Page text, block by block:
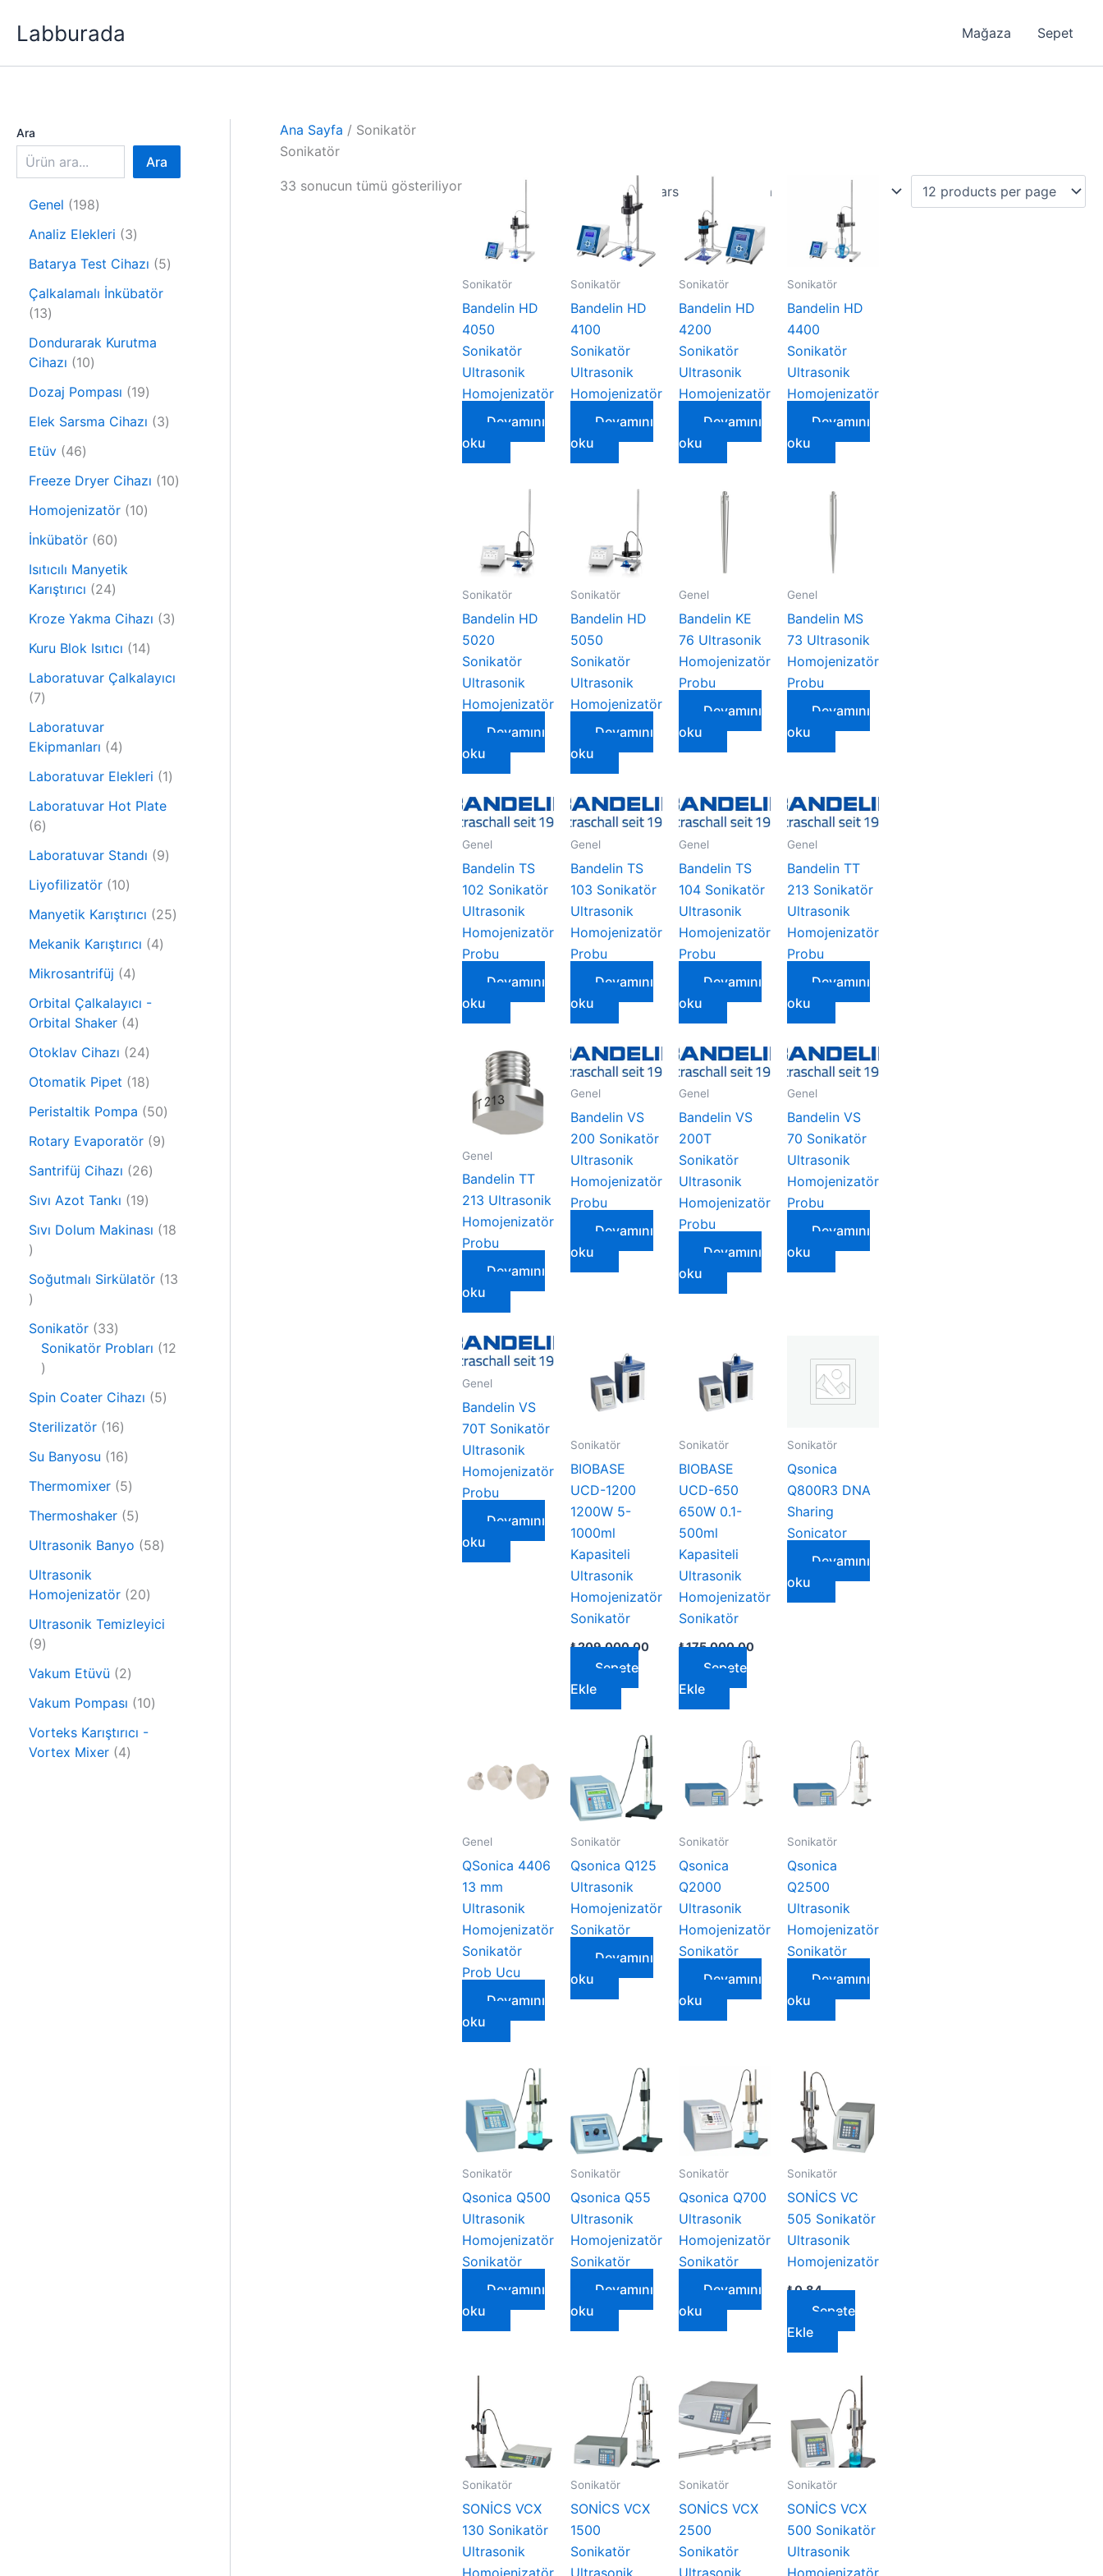
Labburada Mağaza Sepet
Ara
Ara
Genel 1981
8
ü
ü
Analiz Elekleri 33
r
ü
Batarya Test Cihazı 55
Çalkalamalı İnkübatör
131
ü
r
ü
Dondurarak Kurutma
Cihazı
101
ü
r
Dozaj Pompası 191
ü
n
Elek Sarsma Cihazı 33
ü
Etüv 464
ü
r
n
Freeze Dryer Cihazı 101
Homojenizatör 101
İnkübatör 606
ü
r
ü
Isıtıcılı Manyetik
Karıştırıcı
242
ü
r
n
Kroze Yakma Cihazı 33
ü
Kuru Blok Isıtıcı 141
ü
Laboratuvar Çalkalayıcı
77
r
ü
n
Laboratuvar
Ekipmanları
44
r
ü
Laboratuvar Elekleri 11
n
Laboratuvar Hot Plate
66
r
ü
Laboratuvar Standı 99
ü
Liyofilizatör 101
ü
r
n
Manyetik Karıştırıcı 252
Mekanik Karıştırıcı 44
Mikrosantrifüj 44
r
ü
n
Orbital Çalkalayıcı -
Orbital Shaker 44
r
ü
Otoklav Cihazı 242
ü
r
n
Otomatik Pipet 181
ü
r
n
Peristaltik Pompa 505
ü
Rotary Evaporatör 99
Santrifüj Cihazı 262
r
Sıvı Azot Tankı 191
ü
ü
Sıvı Dolum Makinası
18
1
ü
r
ü
Soğutmalı Sirkülatör 13
1
ü
n
Sonikatör 333
3
ü
n
Sonikatör Probları
12
1
ü
r
n
Spin Coater Cihazı 55
Sterilizatör 161
ü
r
n
Su Banyosu 161
ü
r
n
Thermomixer 55
r
ü
Thermoshaker 55
n
Ultrasonik Banyo 585
ü
Ultrasonik
Homojenizatör 202
ü
Ultrasonik Temizleyici
99
r
ü
Vakum Etüvü 22
r
ü
n
Vakum Pompası 101
Vorteks Karıştırıcı -
Vortex Mixer 44
Ana Sayfa / Sonikatör
Sonikatör
33 sonucun tümü gösteriliyor
Sonikatör
Bandelin HD
4050
Sonikatör
Ultrasonik
Homojenizatör
Devamını
oku
Sonikatör
Bandelin HD
4100
Sonikatör
Ultrasonik
Homojenizatör
Devamını
oku
Sonikatör
Bandelin HD
4200
Sonikatör
Ultrasonik
Homojenizatör
Devamını
oku
Sonikatör
Bandelin HD
4400
Sonikatör
Ultrasonik
Homojenizatör
Devamını
oku
Sonikatör
Bandelin HD
5020
Sonikatör
Ultrasonik
Homojenizatör
Devamını
oku
Sonikatör
Bandelin HD
5050
Sonikatör
Ultrasonik
Homojenizatör
Devamını
oku
Genel
Bandelin KE
76 Ultrasonik
Homojenizatör
Probu
Devamını
oku
Genel
Bandelin MS
73 Ultrasonik
Homojenizatör
Probu
Devamını
oku
Genel
Bandelin TS
102 Sonikatör
Ultrasonik
Homojenizatör
Probu
Devamını
oku
Genel
Bandelin TS
103 Sonikatör
Ultrasonik
Homojenizatör
Probu
Devamını
oku
Genel
Bandelin TS
104 Sonikatör
Ultrasonik
Homojenizatör
Probu
Devamını
oku
Genel
Bandelin TT
213 Sonikatör
Ultrasonik
Homojenizatör
Probu
Devamını
oku
Genel
Bandelin TT
213 Ultrasonik
Homojenizatör
Probu
Devamını
oku
Genel
Bandelin VS
200 Sonikatör
Ultrasonik
Homojenizatör
Probu
Devamını
oku
Genel
Bandelin VS
200T
Sonikatör
Ultrasonik
Homojenizatör
Probu
Devamını
oku
Genel
Bandelin VS
70 Sonikatör
Ultrasonik
Homojenizatör
Probu
Devamını
oku
Genel
Bandelin VS
70T Sonikatör
Ultrasonik
Homojenizatör
Probu
Devamını
oku
Sonikatör
BIOBASE
UCD-1200
1200W 5-
1000ml
Kapasiteli
Ultrasonik
Homojenizatör
Sonikatör
₺209.000,00
Sepete
Ekle
Sonikatör
BIOBASE
UCD-650
650W 0.1-
500ml
Kapasiteli
Ultrasonik
Homojenizatör
Sonikatör
₺175.000,00
Sepete
Ekle
Sonikatör
Qsonica
Q800R3 DNA
Sharing
Sonicator
Devamını
oku
Genel
QSonica 4406
13 mm
Ultrasonik
Homojenizatör
Sonikatör
Prob Ucu
Devamını
oku
Sonikatör
Qsonica Q125
Ultrasonik
Homojenizatör
Sonikatör
Devamını
oku
Sonikatör
Qsonica
Q2000
Ultrasonik
Homojenizatör
Sonikatör
Devamını
oku
Sonikatör
Qsonica
Q2500
Ultrasonik
Homojenizatör
Sonikatör
Devamını
oku
Sonikatör
Qsonica Q500
Ultrasonik
Homojenizatör
Sonikatör
Devamını
oku
Sonikatör
Qsonica Q55
Ultrasonik
Homojenizatör
Sonikatör
Devamını
oku
Sonikatör
Qsonica Q700
Ultrasonik
Homojenizatör
Sonikatör
Devamını
oku
Sonikatör
SONİCS VC
505 Sonikatör
Ultrasonik
Homojenizatör
₺0,84
Sepete
Ekle
Sonikatör
SONİCS VCX
130 Sonikatör
Ultrasonik
Homojenizatör
Sonikatör
SONİCS VCX
1500
Sonikatör
Ultrasonik
Sonikatör
SONİCS VCX
2500
Sonikatör
Ultrasonik
Sonikatör
SONİCS VCX
500 Sonikatör
Ultrasonik
Homojenizatör